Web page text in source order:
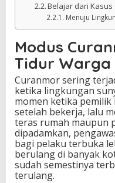
Belajar dari
Menuju
Modus
Tidur Warga
Curanmor sering
ketika lingkungan
momen ketika
setelah bekerja, lalu
teras rumah maupun
dipadamkan,
bagi pelaku terbuka
berulang di banyak
sudah semestinya
terulang.